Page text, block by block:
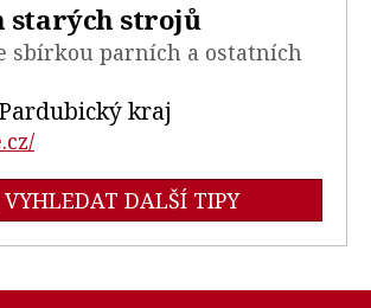
starých strojů
sbírkou parních a ostatních
kraj
VYHLEDAT DALŠÍ TIPY